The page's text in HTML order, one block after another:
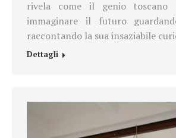
rivela come il genio toscano
immaginare il futuro
raccontando la sua insaziabile
Dettagli